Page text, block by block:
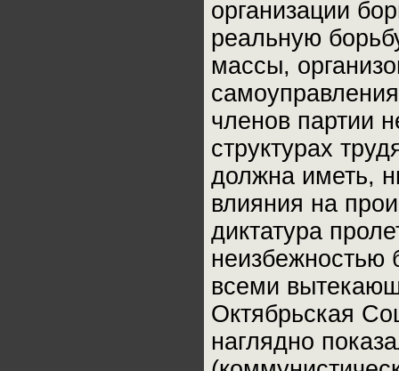
организации
реальную
массы,
членов партии
структурах
должна иметь,
влияния на
диктатура
неизбежностью
всеми
Октябрьская
наглядно